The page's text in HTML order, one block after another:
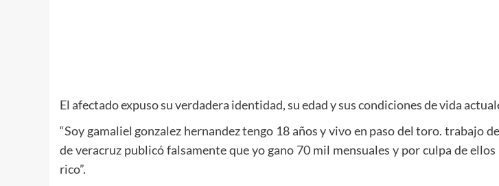
El afectado expuso su verdadera identidad, su edad y sus condiciones de vida
​“Soy gamaliel gonzalez hernandez tengo 18 años y vivo en paso del toro. trabajo
de veracruz publicó falsamente que yo gano 70 mil mensuales y por culpa de
rico”.